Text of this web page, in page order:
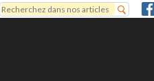
Formulaire de recherche
Rechercher